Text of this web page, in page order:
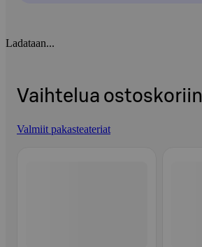
Ladataan...
Vaihtelua ostoskoriin
Valmiit pakasteateriat